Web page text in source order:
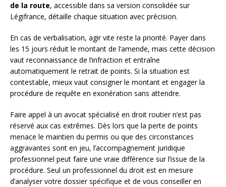
de la route, accessible dans sa version consolidée sur
Légifrance, détaille chaque situation avec précision.
En cas de verbalisation, agir vite reste la priorité. Payer dans
les 15 jours réduit le montant de l’amende, mais cette décision
vaut reconnaissance de l’infraction et entraîne
automatiquement le retrait de points. Si la situation est
contestable, mieux vaut consigner le montant et engager la
procédure de requête en exonération sans attendre.
Faire appel à un avocat spécialisé en droit routier n’est pas
réservé aux cas extrêmes. Dès lors que la perte de points
menace le maintien du permis ou que des circonstances
aggravantes sont en jeu, l’accompagnement juridique
professionnel peut faire une vraie différence sur l’issue de la
procédure. Seul un professionnel du droit est en mesure
d’analyser votre dossier spécifique et de vous conseiller en